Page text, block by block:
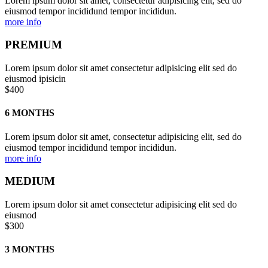
eiusmod tempor incididund tempor incididun.
more info
PREMIUM
Lorem ipsum dolor sit amet consectetur adipisicing elit sed do
eiusmod ipisicin
$400
6 MONTHS
Lorem ipsum dolor sit amet, consectetur adipisicing elit, sed do
eiusmod tempor incididund tempor incididun.
more info
MEDIUM
Lorem ipsum dolor sit amet consectetur adipisicing elit sed do
eiusmod
$300
3 MONTHS